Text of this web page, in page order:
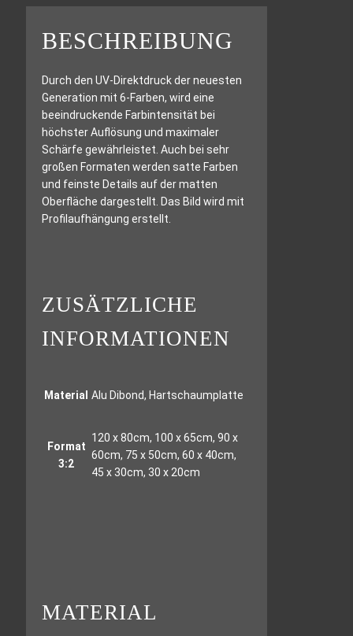
BESCHREIBUNG
Durch den UV-Direktdruck der neuesten
Generation mit 6-Farben, wird eine
beeindruckende Farbintensität bei
höchster Auflösung und maximaler
Schärfe gewährleistet. Auch bei sehr
großen Formaten werden satte Farben
und feinste Details auf der matten
Oberfläche dargestellt. Das Bild wird mit
Profilaufhängung erstellt.
ZUSÄTZLICHE
INFORMATIONEN
Material Alu Dibond, Hartschaumplatte
Format
3:2
120 x 80cm, 100 x 65cm, 90 x
60cm, 75 x 50cm, 60 x 40cm,
45 x 30cm, 30 x 20cm
MATERIAL